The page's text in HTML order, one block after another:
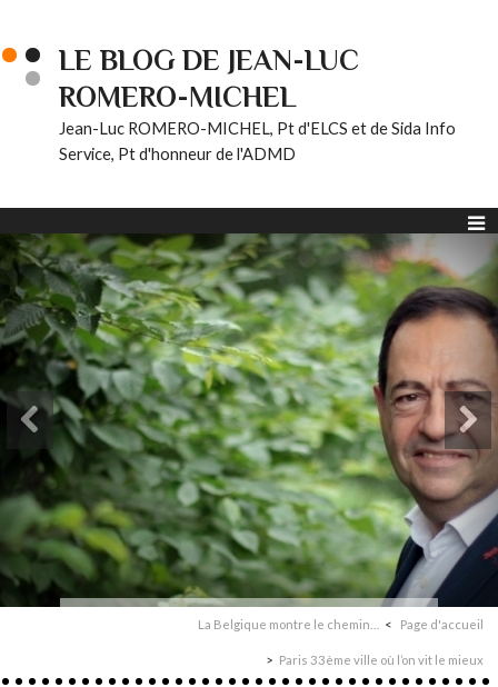
LE BLOG DE JEAN-LUC
ROMERO-MICHEL
Jean-Luc ROMERO-MICHEL, Pt d'ELCS et de Sida Info
Service, Pt d'honneur de l'ADMD
La Belgique montre le chemin… Page d'accueil
Paris 33ème ville où l’on vit le mieux